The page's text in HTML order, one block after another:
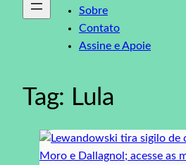
Sobre
Contato
Assine e Apoie
Tag: Lula